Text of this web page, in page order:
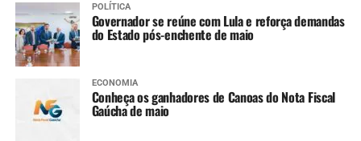
POLÍTICA
Governador se reúne com Lula e reforça demandas
do Estado pós-enchente de maio
ECONOMIA
Conheça os ganhadores de Canoas do Nota Fiscal
Gaúcha de maio